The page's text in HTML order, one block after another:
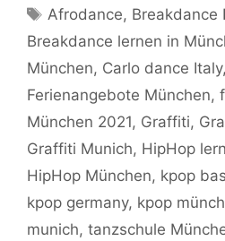
Schlagwörter
Afrodance, Breakdance
Breakdance lernen in
München, Carlo dance Italy,
Ferienangebote München,
München 2021, Graffiti,
Graffiti Munich, HipHop
HipHop München, kpop
kpop germany, kpop
munich, tanzschule